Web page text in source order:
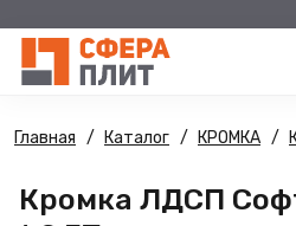
Главная Каталог КРОМКА
Кромка ЛДСП